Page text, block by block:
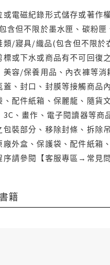
或電磁紀錄形式儲存或著作
含但不限於墨水匣、碳粉
類/寢具/織品(包含但不限於
標或下水或商品有不可回復
美容/保養用品、內衣褲等
蓋、封口、封膜等接觸商品
、配件紙箱、保麗龍、隨貨
3C、畫作、電子閱讀器等
包裝部分、移除封條、拆除
廠外盒、保護袋、配件紙箱
序請參閱【客服專區→常見
籍